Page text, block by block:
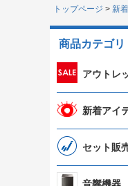
トップページ
新
商品カテゴリ
アウトレ
新着アイ
セット販